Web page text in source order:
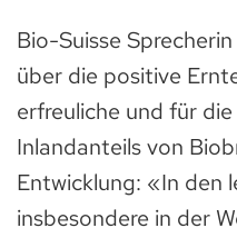
Bio-Suisse
über die positive
erfreuliche und für
Inlandanteils von
Entwicklung: «In den
insbesondere in der